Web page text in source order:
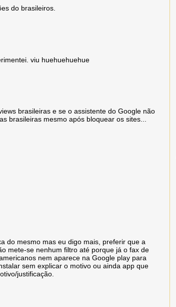
do brasileiros.
viu huehuehuehue
brasileiras e se o assistente do Google não
brasileiras mesmo após bloquear os sites...
do mesmo mas eu digo mais, preferir que a
mete-se nenhum filtro até porque já o fax de
nem aparece na Google play para
sem explicar o motivo ou ainda app que
justificação.